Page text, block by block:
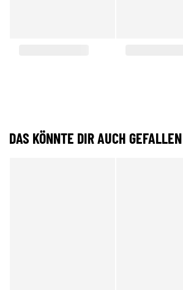
DAS KÖNNTE DIR AUCH GEFALLEN